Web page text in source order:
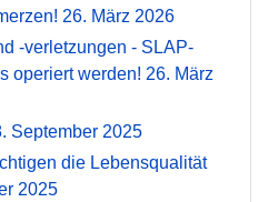
26. März 2026
-verletzungen - SLAP-
operiert werden! 26. März
September 2025
die Lebensqualität
2025